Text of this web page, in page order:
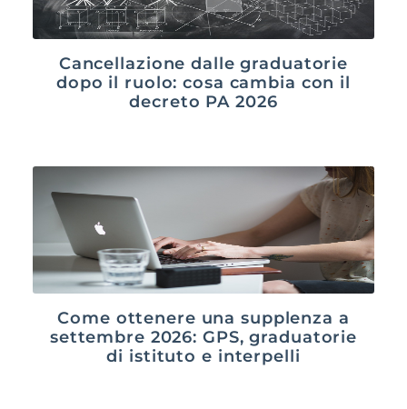
Cancellazione dalle graduatorie
dopo il ruolo: cosa cambia con il
decreto PA 2026
Come ottenere una supplenza a
settembre 2026: GPS, graduatorie
di istituto e interpelli